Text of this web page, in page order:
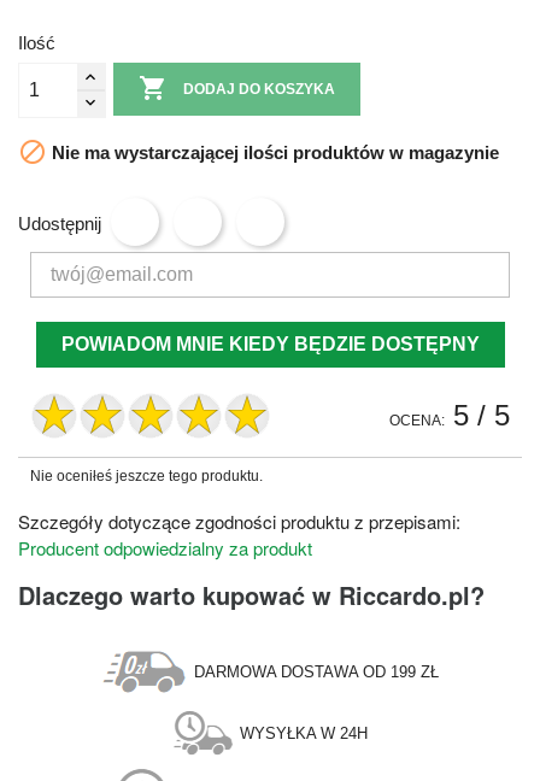
Ilość
 DODAJ DO KOSZYKA
 Nie ma wystarczającej ilości produktów w magazynie
Udostępnij
POWIADOM MNIE KIEDY BĘDZIE DOSTĘPNY
OCENA: 5 / 5
Nie oceniłeś jeszcze tego produktu.
Szczegóły dotyczące zgodności produktu z przepisami:
Producent odpowiedzialny za produkt
Dlaczego warto kupować w Riccardo.pl?
DARMOWA DOSTAWA OD 199 ZŁ
WYSYŁKA W 24H